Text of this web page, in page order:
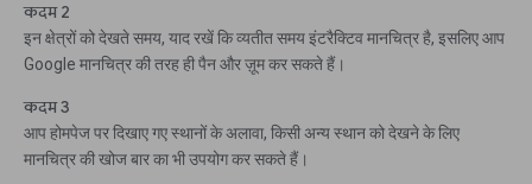
कदम 2
इन क्षेत्रों को देखते समय, याद रखें कि व्यतीत समय इंटरैक्टिव मानचित्र है, इसलिए आप
Google मानचित्र की तरह ही पैन और ज़ूम कर सकते हैं।
कदम 3
आप होमपेज पर दिखाए गए स्थानों के अलावा, किसी अन्य स्थान को देखने के लिए
मानचित्र की खोज बार का भी उपयोग कर सकते हैं।